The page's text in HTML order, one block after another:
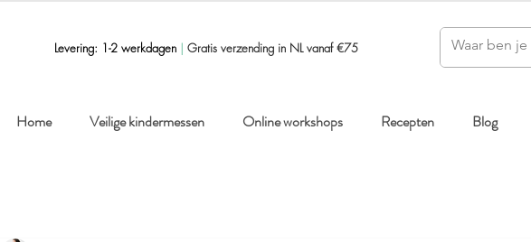
Levering: 1-2 werkdagen | Gratis verzending in NL vanaf €75
Home Veilige kindermessen Online workshops Recepten Blog